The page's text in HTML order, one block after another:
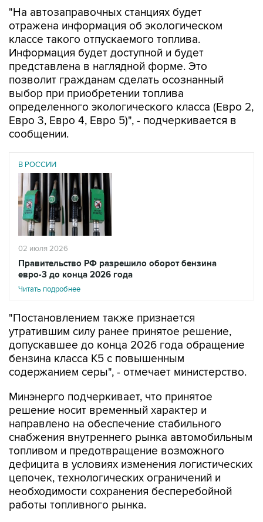
"На автозаправочных станциях будет
отражена информация об экологическом
классе такого отпускаемого топлива.
Информация будет доступной и будет
представлена в наглядной форме. Это
позволит гражданам сделать осознанный
выбор при приобретении топлива
определенного экологического класса (Евро 2,
Евро 3, Евро 4, Евро 5)", - подчеркивается в
сообщении.
В РОССИИ
02 июля 2026
Правительство РФ разрешило оборот бензина
евро-3 до конца 2026 года
Читать подробнее
"Постановлением также признается
утратившим силу ранее принятое решение,
допускавшее до конца 2026 года обращение
бензина класса К5 с повышенным
содержанием серы", - отмечает министерство.
Минэнерго подчеркивает, что принятое
решение носит временный характер и
направлено на обеспечение стабильного
снабжения внутреннего рынка автомобильным
топливом и предотвращение возможного
дефицита в условиях изменения логистических
цепочек, технологических ограничений и
необходимости сохранения бесперебойной
работы топливного рынка.